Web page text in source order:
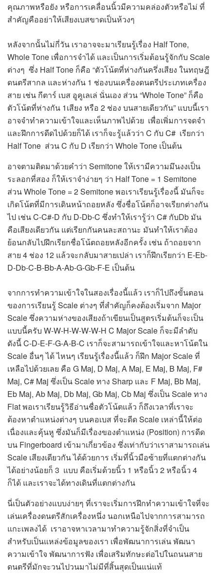
คุณภาพหรือยัง หรือการเคลื่อนนิ้วมีความคล่องตัวหรือไม่ ที่
สำคัญคืออย่าให้เสียงเบสขาดเป็นห้วงๆ
หลังจากนั้นไม่กี่วัน เราอาจจะมาเรียนรู้เรื่อง Half Tone,
Whole Tone เพื่อการจำได้ และเป็นการเริ่มต้อนรู้จักกับ Scale
ต่างๆ ซึ่ง Half Tone ก็คือ “ตัวโน้ตที่ห่างกันครึ่งเสียง ในทฤษฎี
ดนตรีสากล และห่างกัน 1 ช่องบนเครื่องดนตรีประเภทเครื่อง
สาย เช่น กีตาร์ เบส อูคูเลเล่ นั่นเอง ส่วน “Whole Tone” ก็คือ
ตัวโน้ตที่ห่างกัน 1เสียง หรือ 2 ช่อง บนสายเดียวกัน” แบบนี้เรา
อาจจำทำความเข้าใจและเห็นภาพไปด้วย เพื่อเพิ่มการจดจำ
และฝึกการดีดไปด้วยก็ได้ เราก็จะรู้แล้วว่า C กับ C# เรียกว่า
Half Tone ส่วน C กับ D เรียกว่า Whole Tone เป็นต้น
อาจตามติดมาด้วยคำว่า Semitone ให้เรามีความมึนงงเป็น
ระลอกที่สอง ก็ให้เราจำง่ายๆ ว่า Half Tone = 1 Semitone
ส่วน Whole Tone = 2 Semitone พอเราเรียนรู้เรื่องนี้ มันก็จะ
เกิดโน้ตที่มีการเดินหน้าถอยหลัง ซึ่งชื่อโน้ตก็อาจเรียกต่างกัน
ไป เช่น C-C#-D กับ D-Db-C ซึ่งทำให้เรารู้ว่า C# กับDb มัน
คือเสียงเดียวกัน แต่เรียกกันคนละสถานะ มันทำให้เราต้อง
ย้อนกลับไปฝึกเรียกชื่อโน้ตถอยหลังอีกครั้ง เช่น ถ้าถอยจาก
สาย 4 ช่อง 12 แล้วจะกลับมาสายเปล่า เราก็ฝึกเรียกว่า E-Eb-
D-Db-C-B-Bb-A-Ab-G-Gb-F-E เป็นต้น
จากการทำความเข้าใจในสองเรื่องนี้แล้ว เราก็ไปถึงขั้นตอน
ของการเรียนรู้ Scale ต่างๆ ที่สำคัญก็คงต้องเริ่มจาก Major
Scale ซึ่งความห่างของเสียงถ้าเขียนเป็นสูตรเริ่มต้นก็จะเป็น
แบบนี้ครับ W-W-H-W-W-W-H C Major Scale ก็จะมีลำดับ
ดังนี้ C-D-E-F-G-A-B-C เราก็จะสามารถเข้าใจและหาโน้ตใน
Scale อื่นๆ ได้ ไหนๆ เรียนรู้เรื่องนี้แล้ว ก็ฝึก Major Scale ที่
เหลือไปด้วยเลย คือ G Maj, D Maj, A Maj, E Maj, B Maj, F#
Maj, C# Maj ซึ่งเป็น Scale ทาง Sharp และ F Maj, Bb Maj,
Eb Maj, Ab Maj, Db Maj, Gb Maj, Cb Maj ซึ่งเป็น Scale ทาง
Flat พอเราเรียนรู้วิธีอ่านชื่อตัวโน้ตแล้ว ก็ถึงเวลาที่เราจะ
ต้องหาตำแหน่งต่างๆ บนคอเบส ที่จะดีด Scale เหล่านี้ให้ต่อ
เนื่องและคุ้นหู ซึ่งมันก็มีเรื่องของตำแหน่ง (Position) การดีด
บน Fingerboard เข้ามาเกี่ยวข้อง ซึ่งเท่ากับว่าเราสามารถเล่น
Scale เสียงเดียวกัน ได้ด้วยการ เริ่มที่นิ้วมือซ้ายที่แตกต่างกัน
ได้อย่างน้อยก็ 3 แบบ คือเริ่มด้วยนิ้ว 1 หรือนิ้ว 2 หรือนิ้ว 4
ก็ได้ และเราจะได้ทางเดินที่แตกต่างกัน
นี่เป็นตัวอย่างแบบง่ายๆ ที่เราจะเริ่มการฝึกทำความเข้าใจที่จะ
เล่นเครื่องดนตรีสักเครื่องหนึ่ง นอกเหนือไปจากการสามารถ
แกะเพลงได้ เราอาจหาเวลามาทำความรู้จักสิ่งที่จำเป็น
สำหรับเป็นแหล่งข้อมูลของเรา เพื่อพัฒนาการเล่น พัฒนา
ความเข้าใจ พัฒนาการฟัง เพื่อเสริมทักษะต่อไปในถนนสาย
ดนตรีที่มักจะวนไปวนมาไม่มีที่สิ้นสุดเป็นแน่แท้